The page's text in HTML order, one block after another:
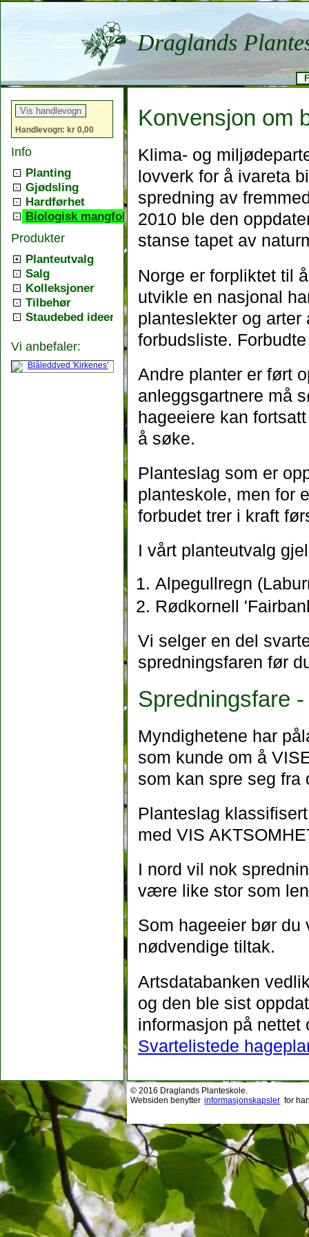
Draglands
Handlevogn: kr 0,00
Info
Planting
Gjødsling
Hardførhet
Biologisk mangfold
Produkter
Planteutvalg
Salg
Kolleksjoner
Tilbehør
Staudebed ideer
Vi anbefaler:
Konvensjon om
Klima- og
lovverk for å ivareta
spredning av
2010 ble den
stanse tapet av
Norge er forpliktet til
utvikle en nasjonal
planteslekter og
forbudsliste.
Andre planter er ført
anleggsgartnere må
hageeiere kan
å søke.
Planteslag som er
planteskole, men for
forbudet trer i kraft
I vårt planteutvalg
Alpegullregn
Rødkornell
Vi selger en del
spredningsfaren før
Spredningsfare
Myndighetene har
som kunde om å
som kan spre seg fra
Planteslag
med VIS
I nord vil nok
være like stor som
Som hageeier bør du
nødvendige tiltak.
Artsdatabanken
og den ble sist
informasjon på nettet
Svartelistede
© 2016 Draglands Planteskole.
Websiden benytter informasjonskapsler for